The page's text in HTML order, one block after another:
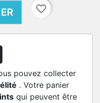
favorite_border
pouvez collecter
. Votre panier
qui peuvent être